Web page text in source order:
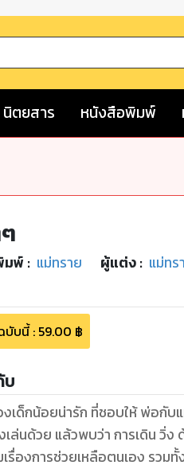
นิตยสาร หนังสือพิมพ์
มพ์ : แม่ทราย ผู้แต่ง : แม่ทร
บับนี้: 59.00 ฿
บ
งเด็กน้อยน่ารัก ที่ชอบให้ พ่อกับ
เล่นด้วย แล้วพบว่า การเดิน วิ่
ส่งเสริมเ